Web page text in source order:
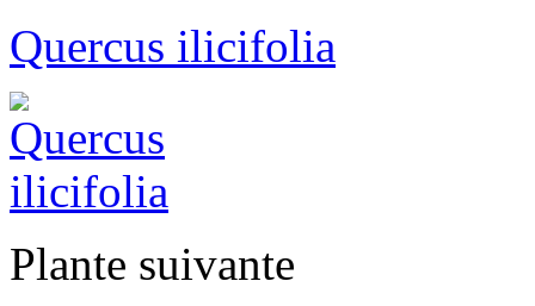
Quercus ilicifolia
Plante suivante